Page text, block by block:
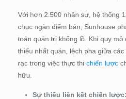
Với hơn 2.500 nhân sự, hệ thống
chục ngàn điểm bán, Sunhouse
toán quản trị khổng lồ. Khi quy
thiếu nhất quán, lệch pha giữa
rạc trong việc thực thi chiến lược
hữu.
Sự thiếu liên kết chiến lược: